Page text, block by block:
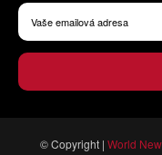
© Copyright | World